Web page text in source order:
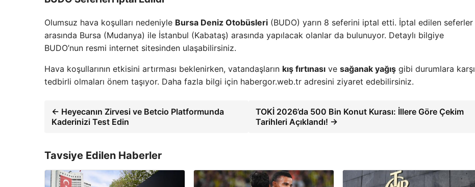
Olumsuz hava koşulları nedeniyle Bursa Deniz Otobüsleri (BUDO) yarın 8 seferini iptal etti. İptal edilen seferler
arasında Bursa (Mudanya) ile İstanbul (Kabataş) arasında yapılacak olanlar da bulunuyor. Detaylı bilgiye
BUDO’nun resmi internet sitesinden ulaşabilirsiniz.
Hava koşullarının etkisini artırması beklenirken, vatandaşların kış fırtınası ve sağanak yağış gibi durumlara karşı
tedbirli olmaları önem taşıyor. Daha fazla bilgi için habergor.web.tr adresini ziyaret edebilirsiniz.
← Heyecanın Zirvesi ve Betcio Platformunda
Kaderinizi Test Edin
TOKİ 2026’da 500 Bin Konut Kurası: İllere Göre Çekim
Tarihleri Açıklandı! →
Tavsiye Edilen Haberler